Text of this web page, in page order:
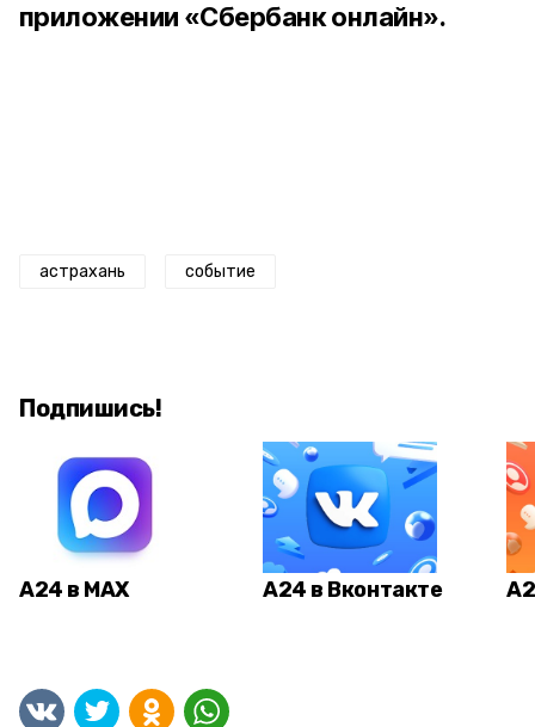
приложении «Сбербанк онлайн».
астрахань событие
Подпишись!
А24 в MAX А24 в Вконтакте